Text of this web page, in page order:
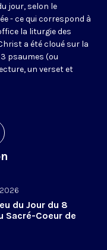
jour, selon le
- ce qui correspond à
la liturgie des
a été cloué sur la
psaumes (ou
un verset et
du Jour du 8
Sacré-Coeur de